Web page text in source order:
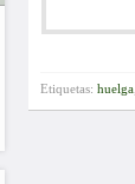
Etiquetas: huelga